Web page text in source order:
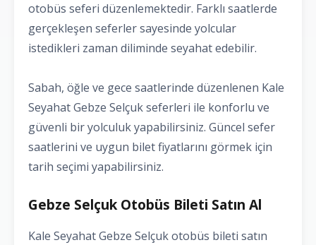
otobüs seferi düzenlemektedir. Farklı saatlerde
gerçekleşen seferler sayesinde yolcular
istedikleri zaman diliminde seyahat edebilir.
Sabah, öğle ve gece saatlerinde düzenlenen Kale
Seyahat Gebze Selçuk seferleri ile konforlu ve
güvenli bir yolculuk yapabilirsiniz. Güncel sefer
saatlerini ve uygun bilet fiyatlarını görmek için
tarih seçimi yapabilirsiniz.
Gebze Selçuk Otobüs Bileti Satın Al
Kale Seyahat Gebze Selçuk otobüs bileti satın